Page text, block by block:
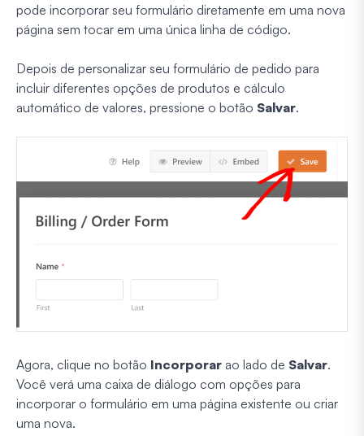
pode incorporar seu formulário diretamente em uma nova
página sem tocar em uma única linha de código.
Depois de personalizar seu formulário de pedido para
incluir diferentes opções de produtos e cálculo
automático de valores, pressione o botão Salvar.
Agora, clique no botão Incorporar ao lado de Salvar.
Você verá uma caixa de diálogo com opções para
incorporar o formulário em uma página existente ou criar
uma nova.